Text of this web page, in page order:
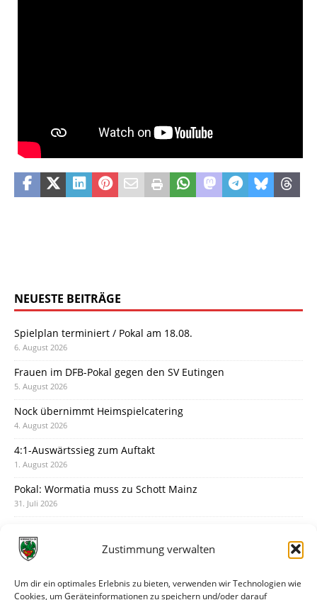
Zustimmung verwalten
Um dir ein optimales Erlebnis zu bieten, verwenden wir Technologien wie
Cookies, um Geräteinformationen zu speichern und/oder darauf
NEUESTE BEITRÄGE
Spielplan terminiert / Pokal am 18.08.
6. August 2026
Frauen im DFB-Pokal gegen den SV Eutingen
5. August 2026
Nock übernimmt Heimspielcatering
4. August 2026
4:1-Auswärtssieg zum Auftakt
1. August 2026
Pokal: Wormatia muss zu Schott Mainz
31. Juli 2026
30. Juli 2026
28. Juli 2026